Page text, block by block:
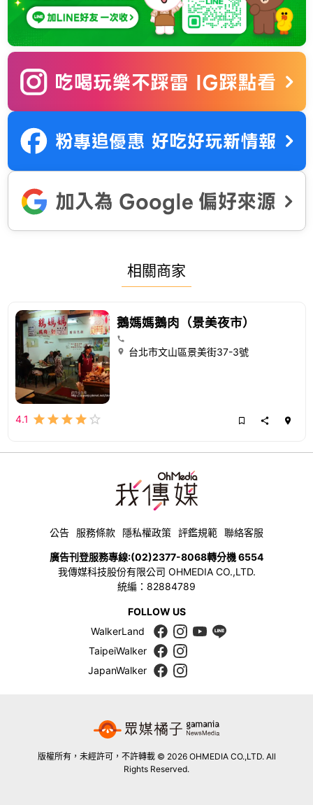
相關商家
鵝媽媽鵝肉（景美夜市）
台北市文山區景美街37-3號
4.1
公告 服務條款 隱私權政策 評鑑規範 聯絡客服
廣告刊登服務專線:(02)2377-8068轉分機 6554
我傳媒科技股份有限公司 OHMEDIA CO.,LTD.
統編：82884789
FOLLOW US
WalkerLand
TaipeiWalker
JapanWalker
版權所有，未經許可，不許轉載 © 2026 OHMEDIA CO.,LTD. All
Rights Reserved.